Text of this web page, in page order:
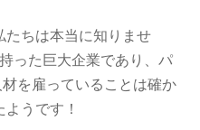
たちは本当に知りませ
った巨大企業であり、パ
を雇っていることは確か
うです！